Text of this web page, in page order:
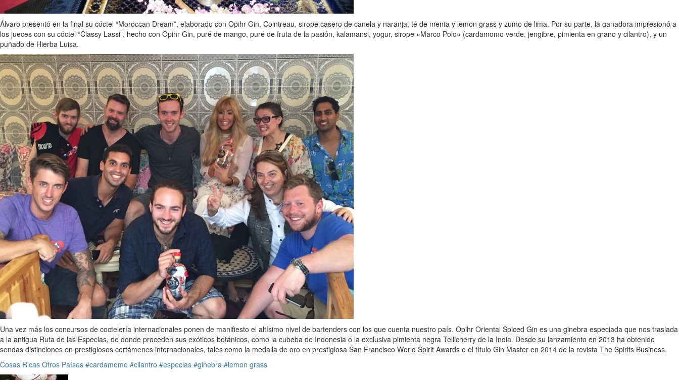
Álvaro presentó en la final su cóctel “Moroccan Dream”, elaborado con Opihr Gin, Cointreau, sirope casero de canela y naranja, té de menta y lemon grass y zumo de lima. Por su parte, la ganadora impresionó a
los jueces con su cóctel “Classy Lassi”, hecho con Opihr Gin, puré de mango, puré de fruta de la pasión, kalamansi, yogur, sirope «Marco Polo» (cardamomo verde, jengibre, pimienta en grano y cilantro), y un
puñado de Hierba Luisa.
Una vez más los concursos de coctelería internacionales ponen de manifiesto el altísimo nivel de bartenders con los que cuenta nuestro país. Opihr Oriental Spiced Gin es una ginebra especiada que nos traslada
a la antigua Ruta de las Especias, de donde proceden sus exóticos botánicos, como la cubeba de Indonesia o la exclusiva pimienta negra Tellicherry de la India. Desde su lanzamiento en 2013 ha obtenido
sendas distinciones en prestigiosos certámenes internacionales, tales como la medalla de oro en prestigiosa San Francisco World Spirit Awards o el título Gin Master en 2014 de la revista The Spirits Business.
Cosas Ricas Otros Países #cardamomo #cilantro #especias #ginebra #lemon grass